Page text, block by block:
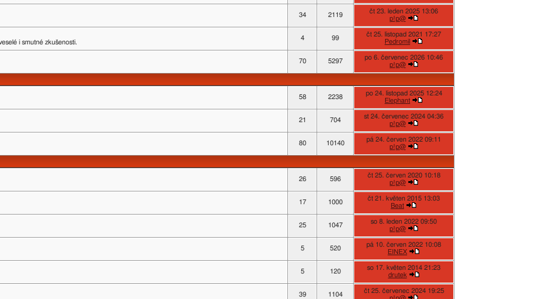
34 2119
čt 23. leden 2025 13:06
p!p@
i smutné zkušenosti.
4 99
čt 25. listopad 2021 17:27
Pedromil
70 5297
po 6. červenec 2026 10:46
p!p@
58 2238
po 24. listopad 2025 12:24
Elephant
21 704
st 24. červenec 2024 04:36
p!p@
80 10140
pá 24. červen 2022 09:11
p!p@
26 596
čt 25. červen 2020 10:18
p!p@
17 1000
čt 21. květen 2015 13:03
Beat
25 1047
so 8. leden 2022 09:50
p!p@
5 520
pá 10. červen 2022 10:08
EINEX
5 120
so 17. květen 2014 21:23
drutek
39 1104
čt 25. červenec 2024 19:25